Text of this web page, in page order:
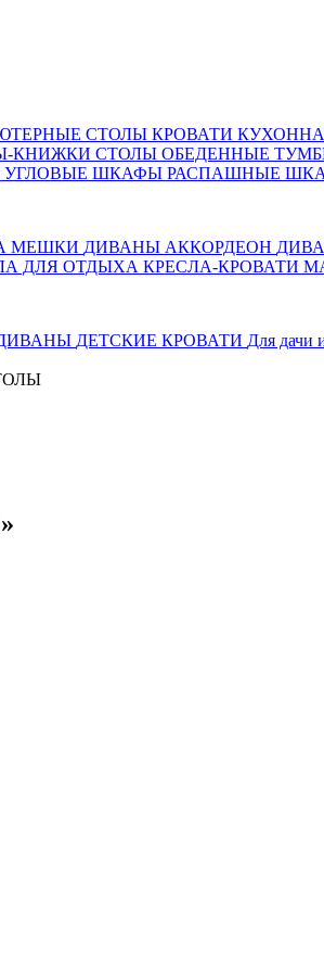
СТОЛЫ КРОВАТИ
КНИЖКИ СТОЛЫ ОБЕДЕННЫЕ
ШКАФЫ РАСПАШНЫЕ
МЕШКИ ДИВАНЫ АККОРДЕОН
ДЛЯ ОТДЫХА КРЕСЛА-КРОВАТИ
ДЕТСКИЕ КРОВАТИ Для дачи